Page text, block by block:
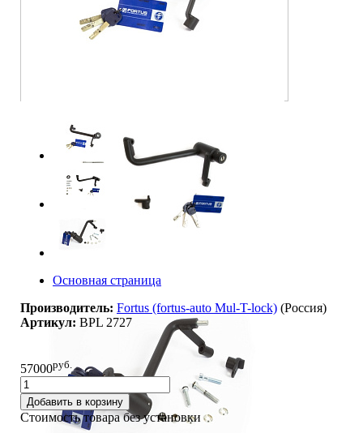
Основная страница
Производитель: Fortus (fortus-auto Mul-T-lock) (Россия)
Артикул: BPL 2727
57000руб.
Добавить в корзину
Стоимость товара без установки